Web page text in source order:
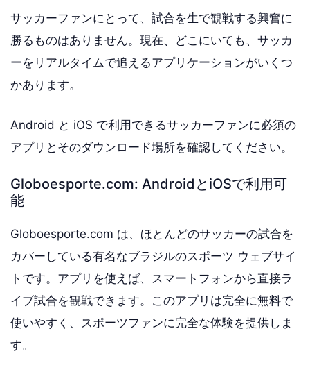
サッカーファンにとって、試合を生で観戦する興奮に
勝るものはありません。現在、どこにいても、サッカ
ーをリアルタイムで追えるアプリケーションがいくつ
かあります。
Android と iOS で利用できるサッカーファンに必須の
アプリとそのダウンロード場所を確認してください。
Globoesporte.com: AndroidとiOSで利用可
能
Globoesporte.com は、ほとんどのサッカーの試合を
カバーしている有名なブラジルのスポーツ ウェブサイ
トです。アプリを使えば、スマートフォンから直接ラ
イブ試合を観戦できます。このアプリは完全に無料で
使いやすく、スポーツファンに完全な体験を提供しま
す。